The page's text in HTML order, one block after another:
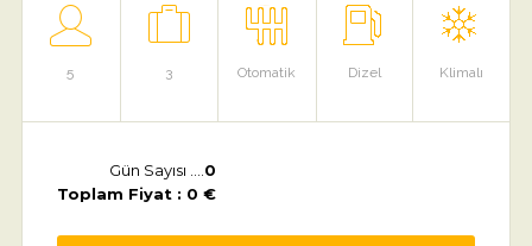
5 3 Otomatik Dizel Klimalı
Gün Sayısı ....0
Toplam Fiyat : 0 €